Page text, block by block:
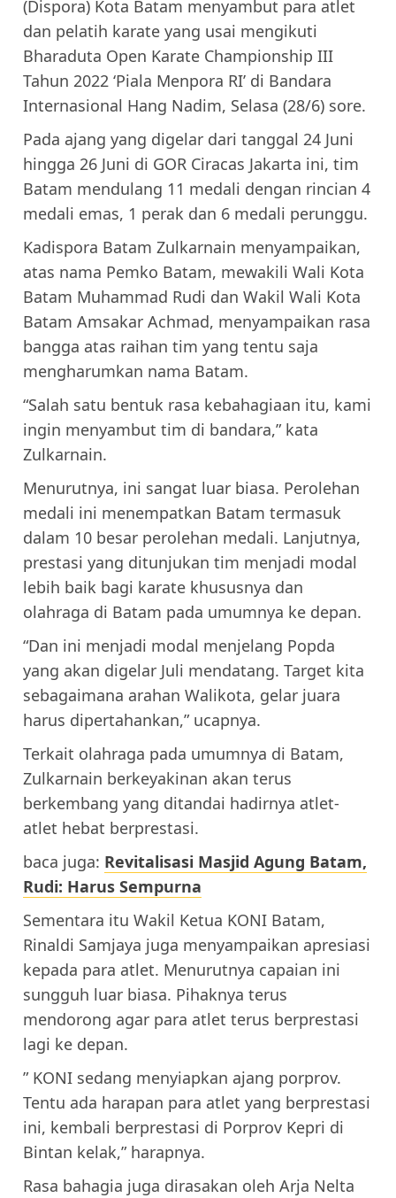
(Dispora) Kota Batam menyambut para atlet
dan pelatih karate yang usai mengikuti
Bharaduta Open Karate Championship III
Tahun 2022 ‘Piala Menpora RI’ di Bandara
Internasional Hang Nadim, Selasa (28/6) sore.
Pada ajang yang digelar dari tanggal 24 Juni
hingga 26 Juni di GOR Ciracas Jakarta ini, tim
Batam mendulang 11 medali dengan rincian 4
medali emas, 1 perak dan 6 medali perunggu.
Kadispora Batam Zulkarnain menyampaikan,
atas nama Pemko Batam, mewakili Wali Kota
Batam Muhammad Rudi dan Wakil Wali Kota
Batam Amsakar Achmad, menyampaikan rasa
bangga atas raihan tim yang tentu saja
mengharumkan nama Batam.
“Salah satu bentuk rasa kebahagiaan itu, kami
ingin menyambut tim di bandara,” kata
Zulkarnain.
Menurutnya, ini sangat luar biasa. Perolehan
medali ini menempatkan Batam termasuk
dalam 10 besar perolehan medali. Lanjutnya,
prestasi yang ditunjukan tim menjadi modal
lebih baik bagi karate khususnya dan
olahraga di Batam pada umumnya ke depan.
“Dan ini menjadi modal menjelang Popda
yang akan digelar Juli mendatang. Target kita
sebagaimana arahan Walikota, gelar juara
harus dipertahankan,” ucapnya.
Terkait olahraga pada umumnya di Batam,
Zulkarnain berkeyakinan akan terus
berkembang yang ditandai hadirnya atlet-
atlet hebat berprestasi.
baca juga: Revitalisasi Masjid Agung Batam,
Rudi: Harus Sempurna
Sementara itu Wakil Ketua KONI Batam,
Rinaldi Samjaya juga menyampaikan apresiasi
kepada para atlet. Menurutnya capaian ini
sungguh luar biasa. Pihaknya terus
mendorong agar para atlet terus berprestasi
lagi ke depan.
” KONI sedang menyiapkan ajang porprov.
Tentu ada harapan para atlet yang berprestasi
ini, kembali berprestasi di Porprov Kepri di
Bintan kelak,” harapnya.
Rasa bahagia juga dirasakan oleh Arja Nelta